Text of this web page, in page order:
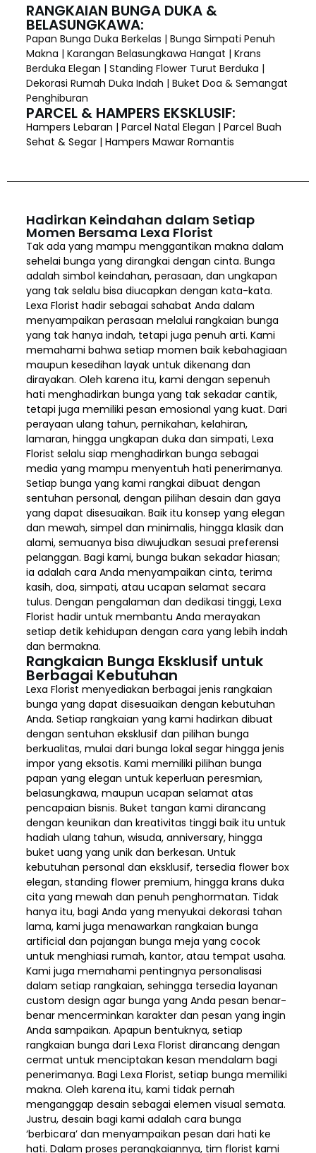
RANGKAIAN BUNGA DUKA &
BELASUNGKAWA:
Papan Bunga Duka Berkelas | Bunga Simpati Penuh
Makna | Karangan Belasungkawa Hangat | Krans
Berduka Elegan | Standing Flower Turut Berduka |
Dekorasi Rumah Duka Indah | Buket Doa & Semangat
Penghiburan
PARCEL & HAMPERS EKSKLUSIF:
Hampers Lebaran | Parcel Natal Elegan | Parcel Buah
Sehat & Segar | Hampers Mawar Romantis
Hadirkan Keindahan dalam Setiap
Momen Bersama Lexa Florist
Tak ada yang mampu menggantikan makna dalam
sehelai bunga yang dirangkai dengan cinta. Bunga
adalah simbol keindahan, perasaan, dan ungkapan
yang tak selalu bisa diucapkan dengan kata-kata.
Lexa Florist hadir sebagai sahabat Anda dalam
menyampaikan perasaan melalui rangkaian bunga
yang tak hanya indah, tetapi juga penuh arti. Kami
memahami bahwa setiap momen baik kebahagiaan
maupun kesedihan layak untuk dikenang dan
dirayakan. Oleh karena itu, kami dengan sepenuh
hati menghadirkan bunga yang tak sekadar cantik,
tetapi juga memiliki pesan emosional yang kuat. Dari
perayaan ulang tahun, pernikahan, kelahiran,
lamaran, hingga ungkapan duka dan simpati, Lexa
Florist selalu siap menghadirkan bunga sebagai
media yang mampu menyentuh hati penerimanya.
Setiap bunga yang kami rangkai dibuat dengan
sentuhan personal, dengan pilihan desain dan gaya
yang dapat disesuaikan. Baik itu konsep yang elegan
dan mewah, simpel dan minimalis, hingga klasik dan
alami, semuanya bisa diwujudkan sesuai preferensi
pelanggan. Bagi kami, bunga bukan sekadar hiasan;
ia adalah cara Anda menyampaikan cinta, terima
kasih, doa, simpati, atau ucapan selamat secara
tulus. Dengan pengalaman dan dedikasi tinggi, Lexa
Florist hadir untuk membantu Anda merayakan
setiap detik kehidupan dengan cara yang lebih indah
dan bermakna.
Rangkaian Bunga Eksklusif untuk
Berbagai Kebutuhan
Lexa Florist menyediakan berbagai jenis rangkaian
bunga yang dapat disesuaikan dengan kebutuhan
Anda. Setiap rangkaian yang kami hadirkan dibuat
dengan sentuhan eksklusif dan pilihan bunga
berkualitas, mulai dari bunga lokal segar hingga jenis
impor yang eksotis. Kami memiliki pilihan bunga
papan yang elegan untuk keperluan peresmian,
belasungkawa, maupun ucapan selamat atas
pencapaian bisnis. Buket tangan kami dirancang
dengan keunikan dan kreativitas tinggi baik itu untuk
hadiah ulang tahun, wisuda, anniversary, hingga
buket uang yang unik dan berkesan. Untuk
kebutuhan personal dan eksklusif, tersedia flower box
elegan, standing flower premium, hingga krans duka
cita yang mewah dan penuh penghormatan. Tidak
hanya itu, bagi Anda yang menyukai dekorasi tahan
lama, kami juga menawarkan rangkaian bunga
artificial dan pajangan bunga meja yang cocok
untuk menghiasi rumah, kantor, atau tempat usaha.
Kami juga memahami pentingnya personalisasi
dalam setiap rangkaian, sehingga tersedia layanan
custom design agar bunga yang Anda pesan benar-
benar mencerminkan karakter dan pesan yang ingin
Anda sampaikan. Apapun bentuknya, setiap
rangkaian bunga dari Lexa Florist dirancang dengan
cermat untuk menciptakan kesan mendalam bagi
penerimanya. Bagi Lexa Florist, setiap bunga memiliki
makna. Oleh karena itu, kami tidak pernah
menganggap desain sebagai elemen visual semata.
Justru, desain bagi kami adalah cara bunga
‘berbicara’ dan menyampaikan pesan dari hati ke
hati. Dalam proses perangkaiannya, tim florist kami